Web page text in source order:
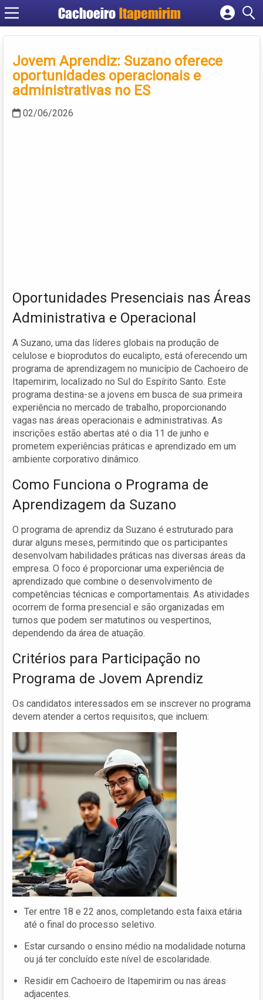
Cachoeiro Itapemirim
Cadastrar empresa
Criar conta
Jovem Aprendiz: Suzano oferece
oportunidades operacionais e
administrativas no ES
02/06/2026
Oportunidades Presenciais nas Áreas
Administrativa e Operacional
A Suzano, uma das líderes globais na produção de
celulose e bioprodutos do eucalipto, está oferecendo um
programa de aprendizagem no município de Cachoeiro de
Itapemirim, localizado no Sul do Espírito Santo. Este
programa destina-se a jovens em busca de sua primeira
experiência no mercado de trabalho, proporcionando
vagas nas áreas operacionais e administrativas. As
inscrições estão abertas até o dia 11 de junho e
prometem experiências práticas e aprendizado em um
ambiente corporativo dinâmico.
Como Funciona o Programa de
Aprendizagem da Suzano
O programa de aprendiz da Suzano é estruturado para
durar alguns meses, permitindo que os participantes
desenvolvam habilidades práticas nas diversas áreas da
empresa. O foco é proporcionar uma experiência de
aprendizado que combine o desenvolvimento de
competências técnicas e comportamentais. As atividades
ocorrem de forma presencial e são organizadas em
turnos que podem ser matutinos ou vespertinos,
dependendo da área de atuação.
Critérios para Participação no
Programa de Jovem Aprendiz
Os candidatos interessados em se inscrever no programa
devem atender a certos requisitos, que incluem:
Ter entre 18 e 22 anos, completando esta faixa etária
até o final do processo seletivo.
Estar cursando o ensino médio na modalidade noturna
ou já ter concluído este nível de escolaridade.
Residir em Cachoeiro de Itapemirim ou nas áreas
adjacentes.